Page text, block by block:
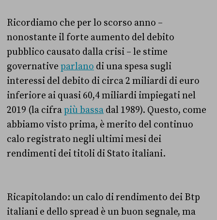
Ricordiamo che per lo scorso anno –
nonostante il forte aumento del debito
pubblico causato dalla crisi – le stime
governative parlano di una spesa sugli
interessi del debito di circa 2 miliardi di euro
inferiore ai quasi 60,4 miliardi impiegati nel
2019 (la cifrapiù bassa dal 1989). Questo, come
abbiamo visto prima, è merito del continuo
calo registrato negli ultimi mesi dei
rendimenti dei titoli di Stato italiani.
Ricapitolando: un calo di rendimento dei Btp
italiani e dello spread è un buon segnale, ma